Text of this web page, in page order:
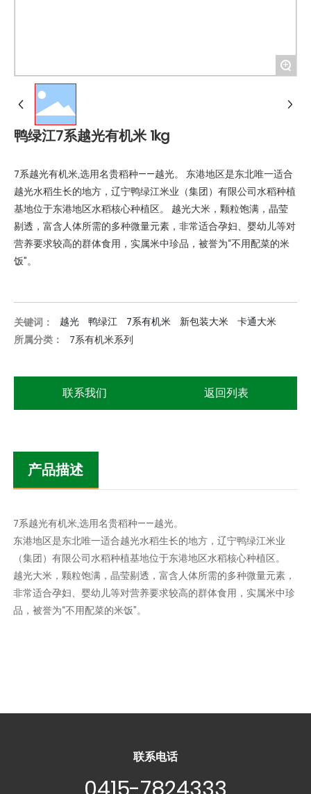
+
鸭绿江7系越光有机米 1kg
7系越光有机米,选用名贵稻种——越光。 东港地区是东北唯一适合
越光水稻生长的地方，辽宁鸭绿江米业（集团）有限公司水稻种植
基地位于东港地区水稻核心种植区。 越光大米，颗粒饱满，晶莹
剔透，富含人体所需的多种微量元素，非常适合孕妇、婴幼儿等对
营养要求较高的群体食用，实属米中珍品，被誉为“不用配菜的米
饭”。
关键词： 越光 鸭绿江 7系有机米 新包装大米
卡通大米
所属分类：
7系有机米系列
联系我们 返回列表
产品描述
7系越光有机米,选用名贵稻种——越光。
东港地区是东北唯一适合越光水稻生长的地方，辽宁鸭绿江米业
（集团）有限公司水稻种植基地位于东港地区水稻核心种植区。
越光大米，颗粒饱满，晶莹剔透，富含人体所需的多种微量元素，
非常适合孕妇、婴幼儿等对营养要求较高的群体食用，实属米中珍
品，被誉为“不用配菜的米饭”。
联系电话